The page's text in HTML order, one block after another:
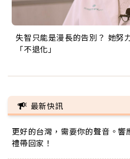
失智只能是漫長的告別？ 她努
「不退化」
來自剛果的巧克力神父 為台灣
的家，我連作夢都講台語！」
63歲卸矽谷副總、搬回台灣找
丑」走進安養院，逗樂上萬爺
104歲打破金氏世界紀錄 成為
手，分享長壽的秘密原來是「這
事業巔峰他選擇追夢…黑手阿
巨蛋！連CNN都大讚！
最新快訊
更好的台灣，需要你的聲音。響
禮帶回家！